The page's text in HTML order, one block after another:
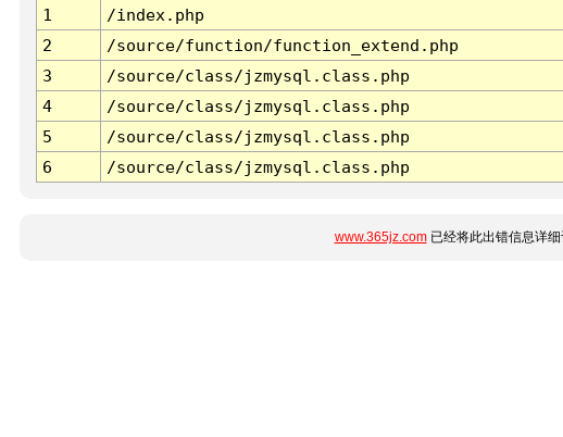
1
/index.php
2
/source/function/function_extend.php
3
/source/class/jzmysql.class.php
4
/source/class/jzmysql.class.php
5
/source/class/jzmysql.class.php
6
/source/class/jzmysql.class.php
www.365jz.com已经将此出错信息详细